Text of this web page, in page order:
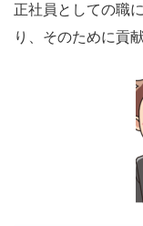
正社員としての職
り、そのために貢